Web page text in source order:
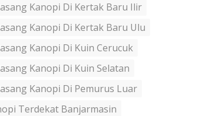
Kanopi Di Kertak Baru Ilir
Kanopi Di Kertak Baru Ulu
Kanopi Di Kuin Cerucuk
Kanopi Di Kuin Selatan
Kanopi Di Pemurus Luar
Terdekat Banjarmasin